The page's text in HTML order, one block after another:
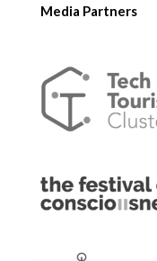
Media Partners